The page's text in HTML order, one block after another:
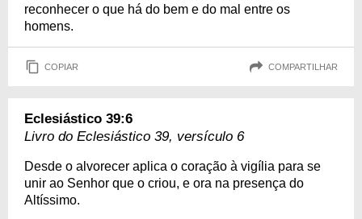
reconhecer o que há do bem e do mal entre os
homens.
COPIAR COMPARTILHAR
Eclesiástico 39:6
Livro do Eclesiástico 39, versículo 6
Desde o alvorecer aplica o coração à vigília para se
unir ao Senhor que o criou, e ora na presença do
Altíssimo.